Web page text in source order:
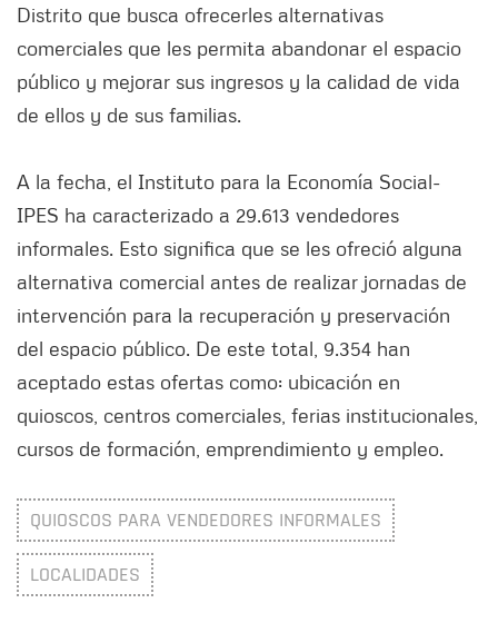
Distrito que busca ofrecerles alternativas
comerciales que les permita abandonar el espacio
público y mejorar sus ingresos y la calidad de vida
de ellos y de sus familias.
A la fecha, el Instituto para la Economía Social-
IPES ha caracterizado a 29.613 vendedores
informales. Esto significa que se les ofreció alguna
alternativa comercial antes de realizar jornadas de
intervención para la recuperación y preservación
del espacio público. De este total, 9.354 han
aceptado estas ofertas como: ubicación en
quioscos, centros comerciales, ferias institucionales,
cursos de formación, emprendimiento y empleo.
QUIOSCOS PARA VENDEDORES INFORMALES
LOCALIDADES